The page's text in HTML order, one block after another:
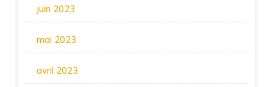
juin 2023
mai 2023
avril 2023